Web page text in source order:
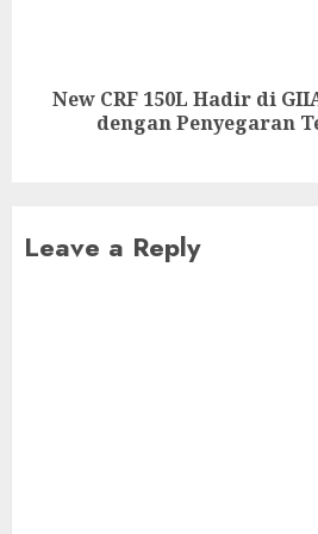
Next
New CRF 150L Hadir di
dengan Penyegaran
Leave a Reply